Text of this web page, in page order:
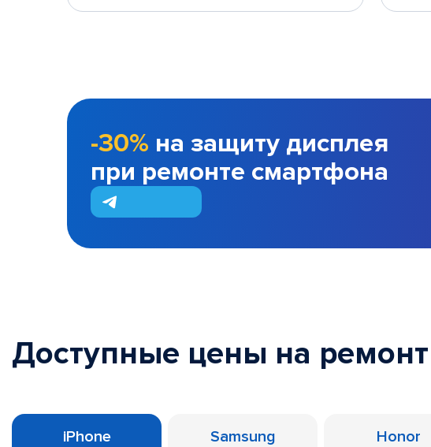
-30% на защиту дисплея
при ремонте смартфона
Доступные цены на ремонт
iPhone Samsung Honor